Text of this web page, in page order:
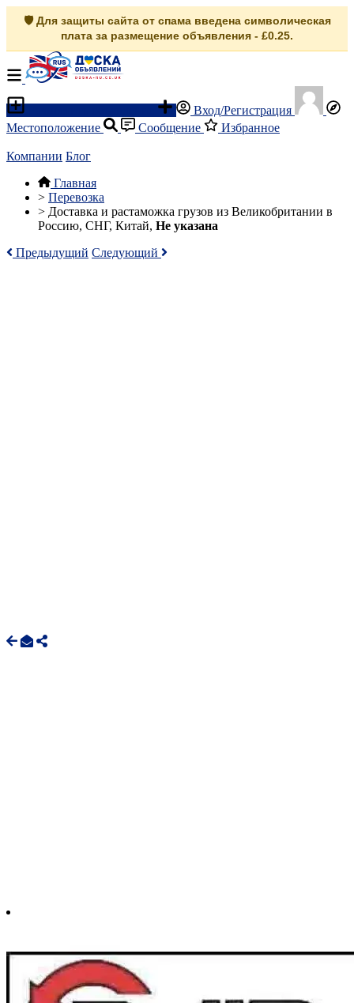
🛡️ Для защиты сайта от спама введена символическая
плата за размещение объявления - £0.25.
Вход/Регистрация
Местоположение
Сообщение Избранное
Компании Блог
Главная
> Перевозка
> Доставка и растаможка грузов из Великобритании в
Россию, СНГ, Китай, Не указана
Предыдущий Следующий